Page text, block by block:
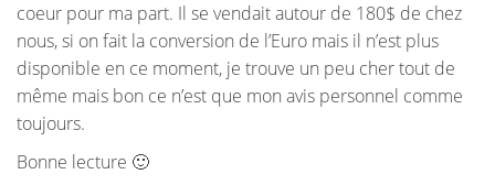
coeur pour ma part. Il se vendait autour de 180$ de chez
nous, si on fait la conversion de l’Euro mais il n’est plus
disponible en ce moment, je trouve un peu cher tout de
même mais bon ce n’est que mon avis personnel comme
toujours.
Bonne lecture 🙂